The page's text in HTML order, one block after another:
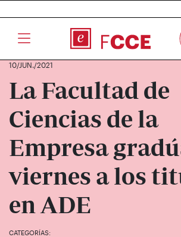
10/JUN./2021
La Facultad de
Ciencias de la
Empresa
viernes a los
en ADE
CATEGORÍAS: